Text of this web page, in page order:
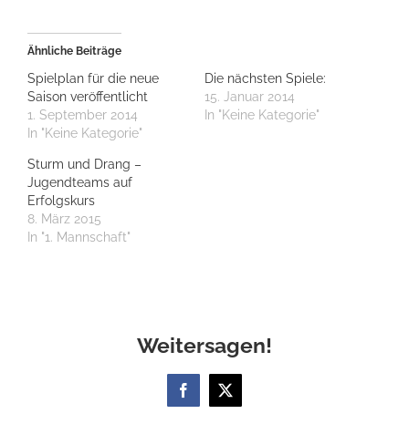
Ähnliche Beiträge
Spielplan für die neue
Saison veröffentlicht
1. September 2014
In "Keine Kategorie"
Die nächsten Spiele:
15. Januar 2014
In "Keine Kategorie"
Sturm und Drang –
Jugendteams auf
Erfolgskurs
8. März 2015
In "1. Mannschaft"
Weitersagen!
Facebook
X